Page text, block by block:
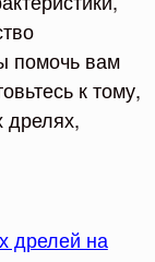
помочь вам
к тому,
дрелях,
дрелей на